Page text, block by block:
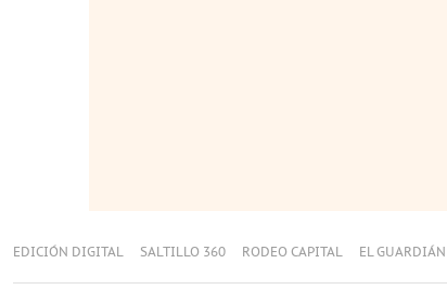
EDICIÓN DIGITAL SALTILLO 360 RODEO CAPITAL EL GUARDIÁN